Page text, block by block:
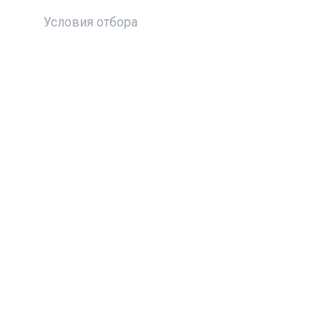
Условия отбора